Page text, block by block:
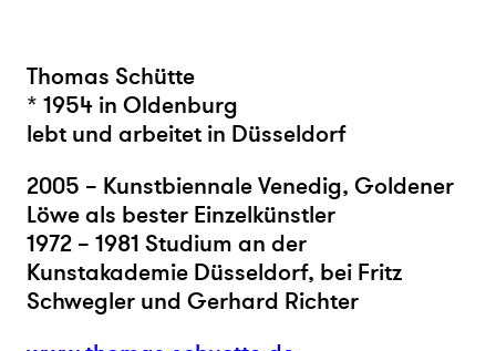
Thomas Schütte
* 1954 in Oldenburg
lebt und arbeitet in Düsseldorf
2005 – Kunstbiennale Venedig, Goldener
Löwe als bester Einzelkünstler
1972 – 1981 Studium an der
Kunstakademie Düsseldorf, bei Fritz
Schwegler und Gerhard Richter